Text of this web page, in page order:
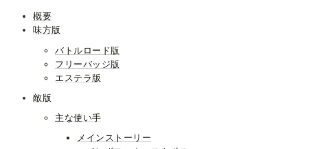
概要
味方版
バトルロード版
フリーバッジ版
エステラ版
敵版
主な使い手
メインストーリー